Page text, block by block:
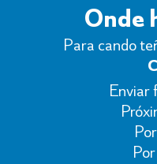
Onde
Para cando
Enviar